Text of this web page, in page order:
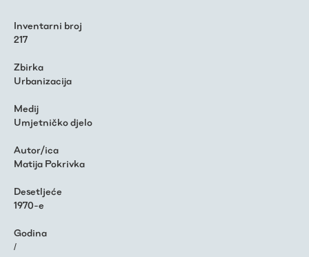
Inventarni broj
217
Zbirka
Urbanizacija
Medij
Umjetničko djelo
Autor/ica
Matija Pokrivka
Desetljeće
1970-e
Godina
/